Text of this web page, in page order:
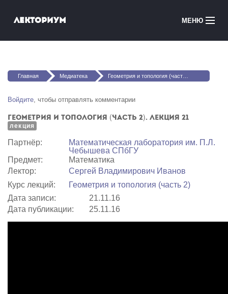
Лекториум МЕНЮ
Медиатека
Courses in English
Войти
Вы здесь
Главная Медиатека Геометрия и топология (часть 2). Лекция 21
Войдите, чтобы отправлять комментарии
Геометрия и топология (часть 2). Лекция 21
лекция
Партнёр:
Математичеcкая лаборатория им. П.Л.
Чебышева СПбГУ
Предмет:
Математика
Лектор:
Сергей Владимирович Иванов
Курс лекций:
Геометрия и топология (часть 2)
Дата записи:
21.11.16
Дата публикации:
25.11.16